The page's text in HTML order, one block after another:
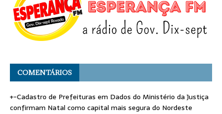
COMENTÁRIOS
+-Cadastro de Prefeituras em Dados do Ministério da Justiça
confirmam Natal como capital mais segura do Nordeste